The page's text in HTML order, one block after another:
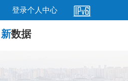
登录个人中心
新数据